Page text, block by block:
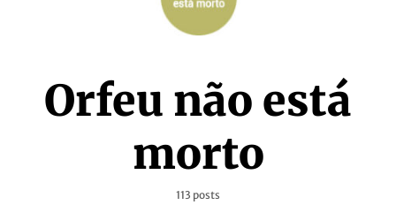
Orfeu não está
morto
113 posts